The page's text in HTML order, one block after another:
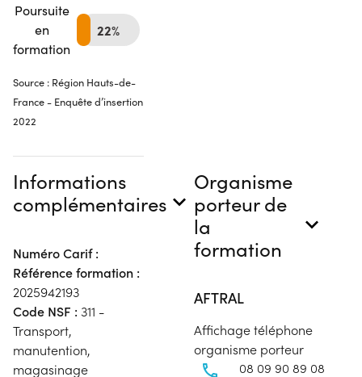
Poursuite
en
formation
22%
Source : Région Hauts-de-
France - Enquête d’insertion
2022
Informations
complémentaires
Numéro Carif :
Référence formation :
2025942193
Code NSF : 311 -
Transport,
manutention,
magasinage
Organisme
porteur de
la
formation
AFTRAL
Affichage téléphone
organisme porteur
08 09 90 89 08